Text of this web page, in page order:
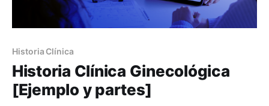
Historia Clínica
Historia Clínica Ginecológica
[Ejemplo y partes]